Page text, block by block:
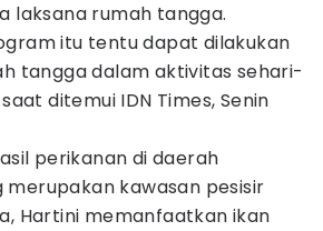
laksana rumah tangga.
itu tentu dapat dilakukan
tangga dalam aktivitas sehari-
ditemui IDN Times, Senin
perikanan di daerah
merupakan kawasan pesisir
Hartini memanfaatkan ikan